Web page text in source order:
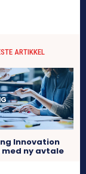
ARTIKKEL
Innovation
med ny avtale